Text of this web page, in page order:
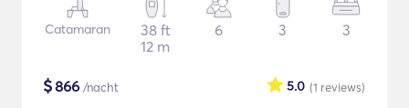
Catamaran
38 ft
12 m
6 3 3
$866 /nacht (1 reviews)
5.0